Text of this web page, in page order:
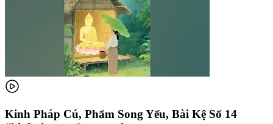
Kinh Pháp Cú, Phẩm Song Yếu, Bài Kệ Số 14